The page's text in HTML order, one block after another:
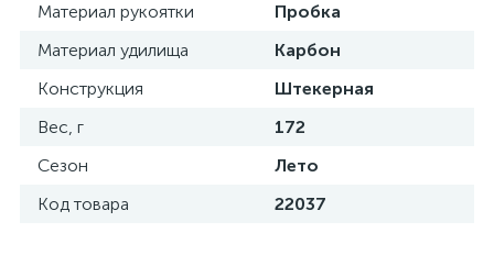
Материал рукоятки
Пробка
Материал удилища
Карбон
Конструкция
Штекерная
Вес, г
172
Сезон
Лето
Код товара
22037